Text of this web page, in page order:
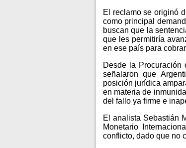
El reclamo se originó
como principal
buscan que la
que les permitiría
en ese país para
Desde la Procuración
señalaron que
posición jurídica
en materia de
del fallo ya firme e
El analista Sebastián
Monetario
conflicto, dado que no